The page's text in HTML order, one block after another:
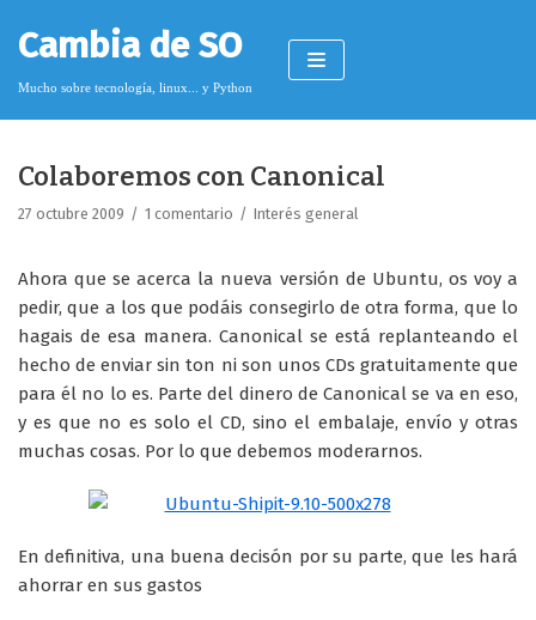
Saltar
al
contenido
Cambia de SO
Mucho sobre tecnología, linux... y Python
Pimagizer
Donar
Licencia de contenido
Cookies
Política de protección de datos
Colaboremos con Canonical
27 octubre 2009 1 comentario Interés general
Ahora que se acerca la nueva versión de Ubuntu, os voy a
pedir, que a los que podáis consegirlo de otra forma, que lo
hagais de esa manera. Canonical se está replanteando el
hecho de enviar sin ton ni son unos CDs gratuitamente que
para él no lo es. Parte del dinero de Canonical se va en eso,
y es que no es solo el CD, sino el embalaje, envío y otras
muchas cosas. Por lo que debemos moderarnos.
En definitiva, una buena decisón por su parte, que les hará
ahorrar en sus gastos